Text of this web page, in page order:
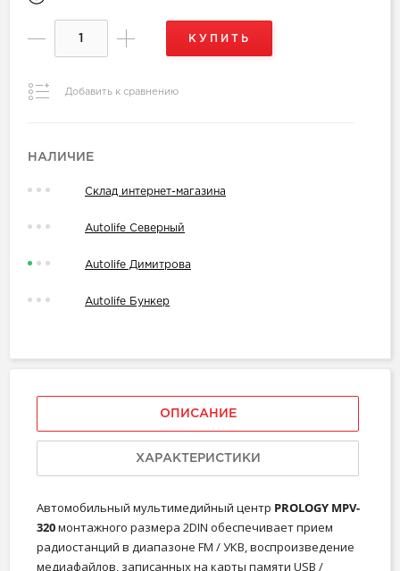
КУПИТЬ
Добавить к сравнению
НАЛИЧИЕ
Склад интернет-магазина
Autolife Северный
Autolife Димитрова
Autolife Бункер
ОПИСАНИЕ
ХАРАКТЕРИСТИКИ
Автомобильный мультимедийный центр PROLOGY MPV-
320монтажного размера 2DIN обеспечивает прием
радиостанций в диапазоне FM / УКВ, воспроизведение
медиафайлов, записанных на карты памяти USB /